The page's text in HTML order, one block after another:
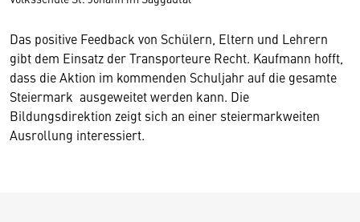
Das positive Feedback von Schülern, Eltern und Lehrern
gibt dem Einsatz der Transporteure Recht. Kaufmann hofft,
dass die Aktion im kommenden Schuljahr auf die gesamte
Steiermark ausgeweitet werden kann. Die
Bildungsdirektion zeigt sich an einer steiermarkweiten
Ausrollung interessiert.